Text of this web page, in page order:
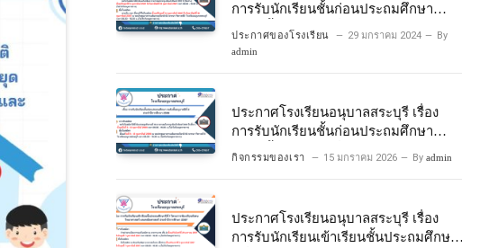
การรับนักเรียนชั้นก่อนประถมศึกษา
ระดับชั้นอนุบาลปีที่ 2 ประจําปีการศึกษา
2567
ประกาศของโรงเรียน 29 มกราคม 2024 By
admin
ประกาศโรงเรียนอนุบาลสระบุรี เรื่อง
การรับนักเรียนชั้นก่อนประถมศึกษา
ระดับชั้นอนุบาลปีที่ ๒ ประจำปีการศึกษา
กิจกรรมของเรา 15 มกราคม 2026 By admin
ประกาศโรงเรียนอนุบาลสระบุรี เรื่อง
การรับนักเรียนเข้าเรียนชั้นประถมศึกษา